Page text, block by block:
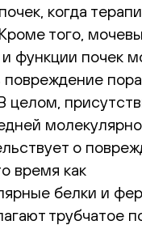
когда
того,
функции почек
повреждение
целом,
о
время как
белки и
трубчатое